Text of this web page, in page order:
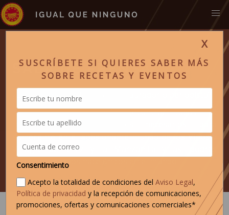
SALA DE PRENSA
¿Eres sommelier, barman, restaurador o periodista?
En este portal podrás encontrar todas las
herramientas y materiales necesarios para
sumergirte en el apasionante mundo de los Vinos y
Vinagre de Jerez y la Manzanilla y así podrás
transmitir qué los hace únicos en el mundo.
X
SUSCRÍBETE SI QUIERES SABER MÁS
SOBRE RECETAS Y EVENTOS
Consentimiento
Acepto la totalidad de condiciones delAviso Legal,
Política de privacidad y la recepción de comunicaciones,
promociones, ofertas y comunicaciones comerciales*